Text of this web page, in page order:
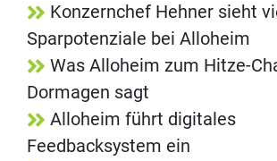
Konzernchef Hehner sieht
Sparpotenziale bei Alloheim
Was Alloheim zum Hitze-
Dormagen sagt
Alloheim führt digitales
Feedbacksystem ein